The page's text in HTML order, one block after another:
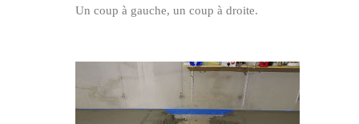
Un coup à gauche, un coup à droite.